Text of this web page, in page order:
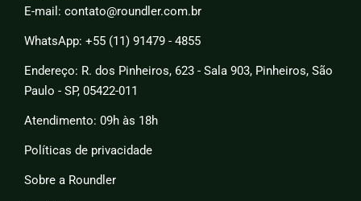
E-mail: contato@roundler.com.br
WhatsApp: +55 (11) 91479 - 4855
Endereço: R. dos Pinheiros, 623 - Sala 903, Pinheiros, São
Paulo - SP, 05422-011
Atendimento: 09h às 18h
Políticas de privacidade
Sobre a Roundler